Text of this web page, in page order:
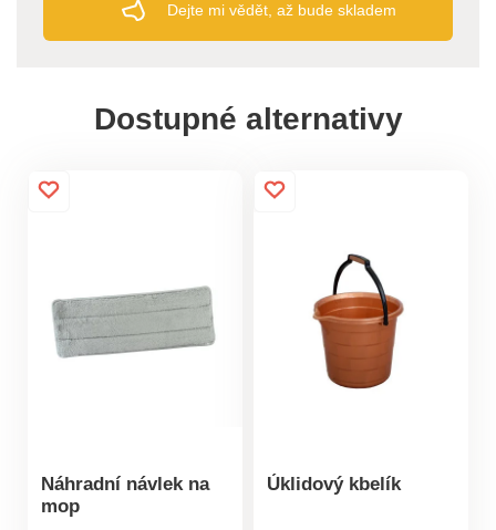
Dejte mi vědět, až bude skladem
Dostupné alternativy
Náhradní návlek na
mop
Úklidový kbelík